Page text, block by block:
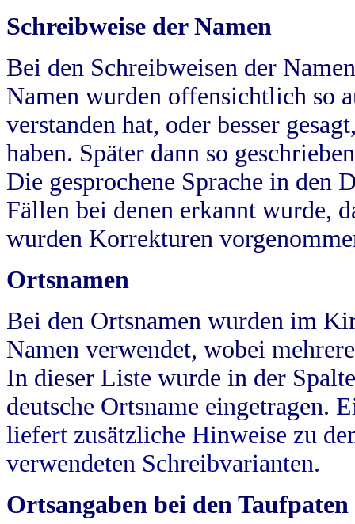
Schreibweise der Namen
Bei den Schreibweisen der
Namen wurden offensichtlich so
verstanden hat, oder besser
haben. Später dann so
Die gesprochene Sprache in
Fällen bei denen erkannt wurde,
wurden Korrekturen
Ortsnamen
Bei den Ortsnamen wurden im
Namen verwendet, wobei
In dieser Liste wurde in der
deutsche Ortsname eingetragen.
liefert zusätzliche Hinweise zu
verwendeten Schreibvarianten.
Ortsangaben bei den Taufpaten